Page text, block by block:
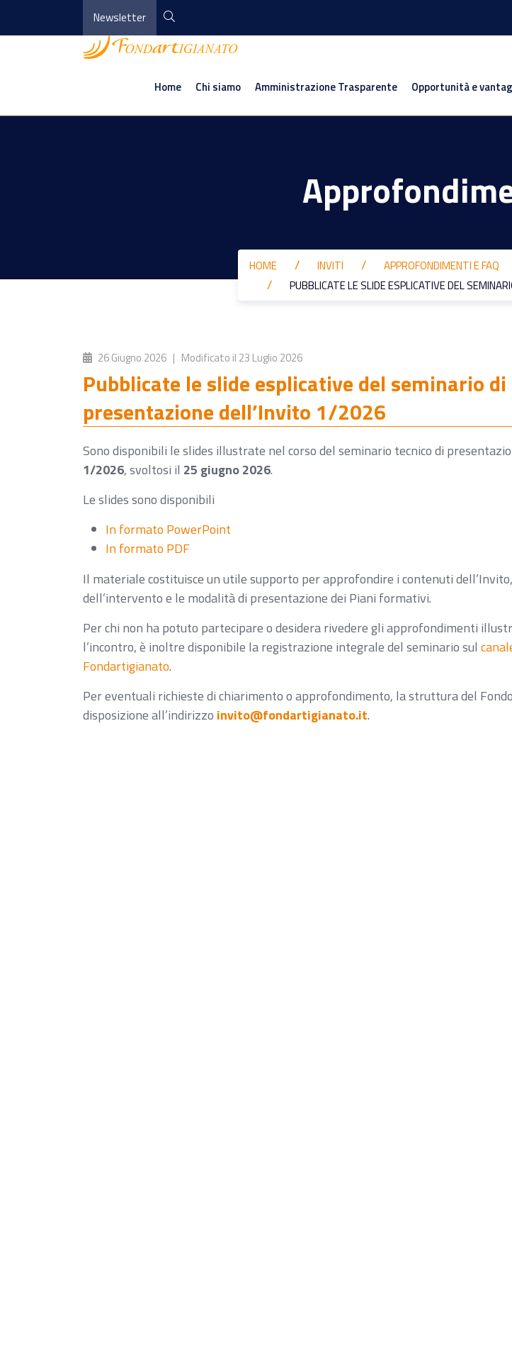
Newsletter
Home Chi siamo Amministrazione Trasparente Opportunità e
HOME INVITI APPROFONDIMENTI E FAQ
PUBBLICATE LE SLIDE ESPLICATIVE DEL
26 Giugno 2026 | Modificato il 23 Luglio 2026
Pubblicate le slide esplicative del seminario di
presentazione dell’Invito 1/2026
Sono disponibili le slides illustrate nel corso del seminario tecnico di
1/2026, svoltosi il 25 giugno 2026.
Le slides sono disponibili
In formato PowerPoint
In formato PDF
Il materiale costituisce un utile supporto per approfondire i contenuti
dell’intervento e le modalità di presentazione dei Piani formativi.
Per chi non ha potuto partecipare o desidera rivedere gli approfondimenti
l’incontro, è inoltre disponibile la registrazione integrale del seminario sul
Fondartigianato.
Per eventuali richieste di chiarimento o approfondimento, la struttura del
disposizione all’indirizzo invito@fondartigianato.it.